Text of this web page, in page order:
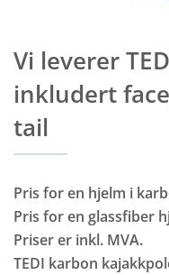
Vi leverer
inkludert
tail
Pris for en hjelm i
Pris for en glassfiber
Priser er inkl. MVA.
TEDI karbon